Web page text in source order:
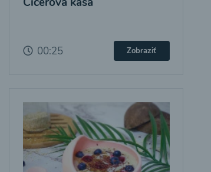
00:25 Zobraziť